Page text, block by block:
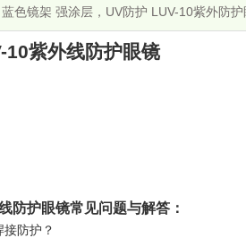
色镜架 强涂层，UV防护 LUV-10紫外防护
10紫外线防护眼镜
防护眼镜常见问题与解答：
防护？